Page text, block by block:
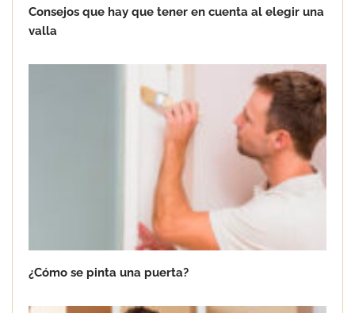
Consejos que hay que tener en cuenta al elegir una
valla
¿Cómo se pinta una puerta?